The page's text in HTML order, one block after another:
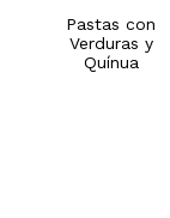
Pastas con
Verduras y
Quínua